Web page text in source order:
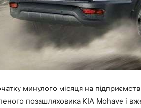
минулого місяця на
позашляховика KIA Mohave і